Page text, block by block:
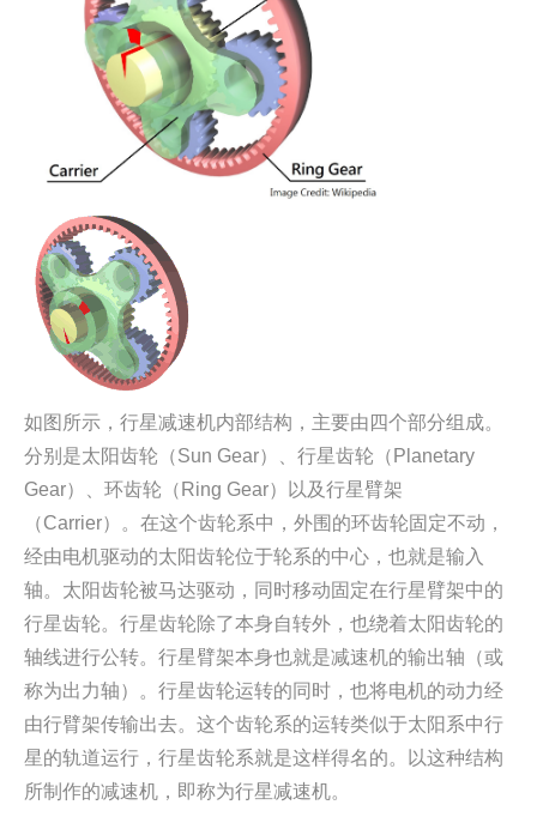
如图所示，行星减速机内部结构，主要由四个部分组成。
分别是太阳齿轮（Sun Gear）、行星齿轮（Planetary
Gear）、环齿轮（Ring Gear）以及行星臂架
（Carrier）。在这个齿轮系中，外围的环齿轮固定不动，
经由电机驱动的太阳齿轮位于轮系的中心，也就是输入
轴。太阳齿轮被马达驱动，同时移动固定在行星臂架中的
行星齿轮。行星齿轮除了本身自转外，也绕着太阳齿轮的
轴线进行公转。行星臂架本身也就是减速机的输出轴（或
称为出力轴）。行星齿轮运转的同时，也将电机的动力经
由行臂架传输出去。这个齿轮系的运转类似于太阳系中行
星的轨道运行，行星齿轮系就是这样得名的。以这种结构
所制作的减速机，即称为行星减速机。